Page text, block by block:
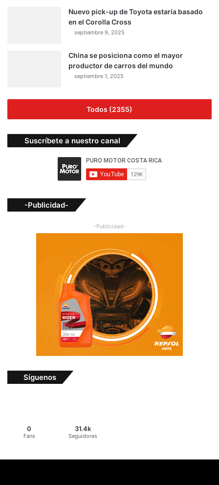
Nuevo pick-up de Toyota estaría basado
en el Corolla Cross
septiembre 9, 2025
China se posiciona como el mayor
productor de carros del mundo
septiembre 1, 2025
Todos (2355)
Suscríbete a nuestro canal
-Publicidad-
-Publicidad-
Síguenos
0
Fans
31.4k
Seguidores